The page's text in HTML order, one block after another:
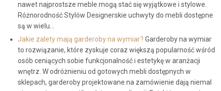
nawet najprostsze meble mogą stać się wyjątkowe i stylowe.
Różnorodność Stylów Designerskie uchwyty do mebli dostępne
są w wielu…
Jakie zalety mają garderoby na wymiar? Garderoby na wymiar
to rozwiązanie, które zyskuje coraz większą popularność wśród
osób ceniących sobie funkcjonalność i estetykę w aranżacji
wnętrz. W odróżnieniu od gotowych mebli dostępnych w
sklepach, garderoby projektowane na zamówienie dają niemal